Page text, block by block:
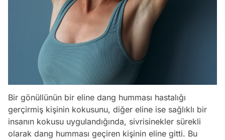
Bir gönüllünün bir eline dang humması hastalığı
gerçirmiş kişinin kokusunu, diğer eline ise sağlıklı bir
insanın kokusu uygulandığında, sivrisinekler sürekli
olarak dang humması geçiren kişinin eline gitti. Bu